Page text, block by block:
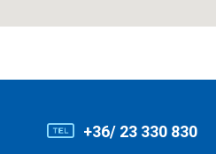
+36/ 23 330 830